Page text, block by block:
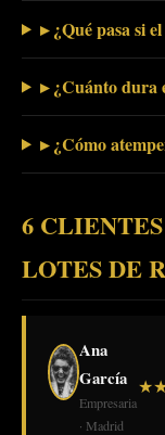
▸ ¿Qué pasa si
▸ ¿Cuánto dura
▸ ¿Cómo
6
LOTES DE
Ana
García
Empresaria
· Madrid
★